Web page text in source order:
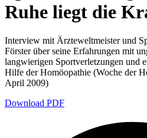
Ruhe liegt die
Interview mit Ärzteweltmeister und
Förster über seine Erfahrungen mit
langwierigen Sportverletzungen und
Hilfe der Homöopathie (Woche der
April 2009)
Download PDF